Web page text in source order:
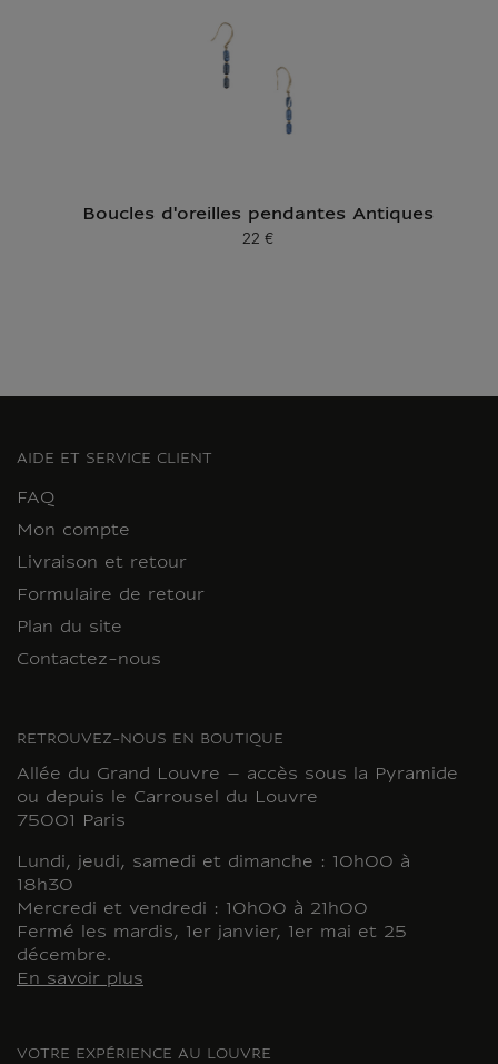
Boucles d'oreilles pendantes Antiques
Prix ​​actuel
22 €
AIDE ET SERVICE CLIENT
FAQ
Mon compte
Livraison et retour
Formulaire de retour
Plan du site
Contactez-nous
RETROUVEZ-NOUS EN BOUTIQUE
Allée du Grand Louvre – accès sous la Pyramide
ou depuis le Carrousel du Louvre
75001 Paris
Lundi, jeudi, samedi et dimanche : 10h00 à
18h30
Mercredi et vendredi : 10h00 à 21h00
Fermé les mardis, 1er janvier, 1er mai et 25
décembre.
En savoir plus
VOTRE EXPÉRIENCE AU LOUVRE